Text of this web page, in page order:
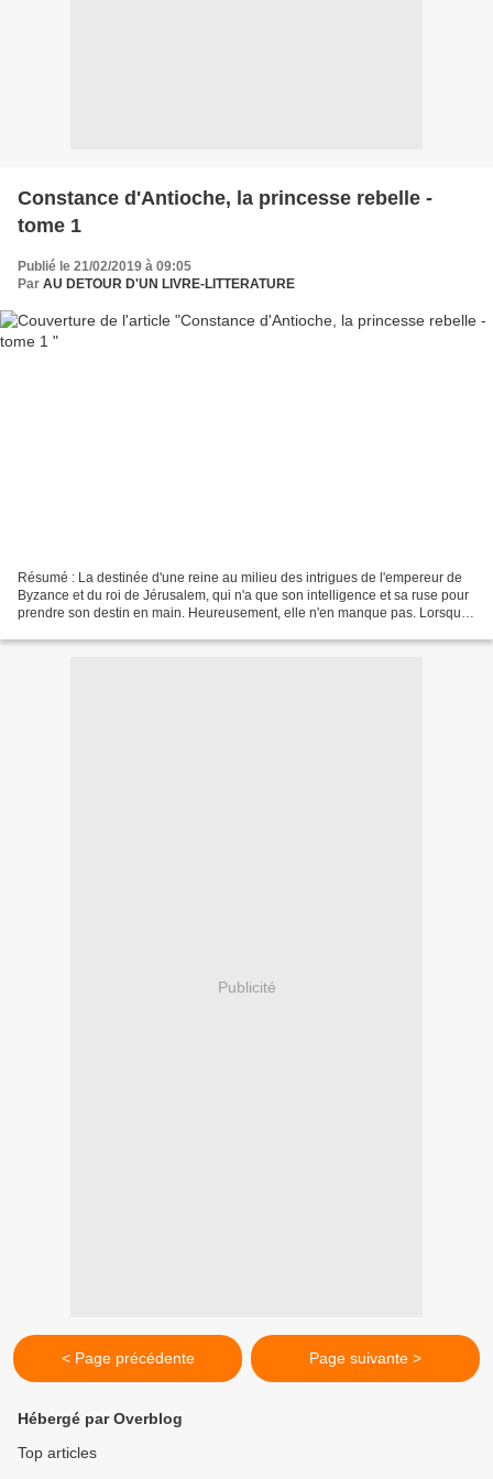
Constance d'Antioche, la princesse rebelle -
tome 1
Publié le 21/02/2019 à 09:05
Par AU DETOUR D'UN LIVRE-LITTERATURE
Résumé : La destinée d'une reine au milieu des intrigues de l'empereur de
Byzance et du roi de Jérusalem, qui n'a que son intelligence et sa ruse pour
prendre son destin en main. Heureusement, elle n'en manque pas. Lorsque
Publicité
< Page précédente Page suivante >
Hébergé par Overblog
Top articles